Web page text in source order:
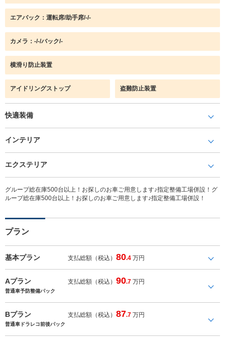
エアバック：運転席/助手席/-/-
カメラ：-/-/バック/-
横滑り防止装置
アイドリングストップ 盗難防止装置
快適装備
インテリア
エクステリア
グループ総在庫500台以上！お探しのお車ご用意します♪指定整備工場併設！グ
ループ総在庫500台以上！お探しのお車ご用意します♪指定整備工場併設！
プラン
基本プラン 支払総額（税込）80.4 万円
Aプラン 支払総額（税込）90.7 万円
普通車予防整備パック
Bプラン 支払総額（税込）87.7 万円
普通車ドラレコ前後パック